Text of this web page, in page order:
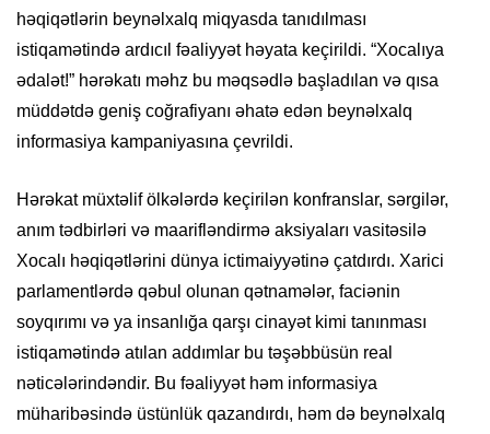
həqiqətlərin beynəlxalq miqyasda tanıdılması
istiqamətində ardıcıl fəaliyyət həyata keçirildi. “Xocalıya
ədalət!” hərəkatı məhz bu məqsədlə başladılan və qısa
müddətdə geniş coğrafiyanı əhatə edən beynəlxalq
informasiya kampaniyasına çevrildi.
Hərəkat müxtəlif ölkələrdə keçirilən konfranslar, sərgilər,
anım tədbirləri və maarifləndirmə aksiyaları vasitəsilə
Xocalı həqiqətlərini dünya ictimaiyyətinə çatdırdı. Xarici
parlamentlərdə qəbul olunan qətnamələr, faciənin
soyqırımı və ya insanlığa qarşı cinayət kimi tanınması
istiqamətində atılan addımlar bu təşəbbüsün real
nəticələrindəndir. Bu fəaliyyət həm informasiya
müharibəsində üstünlük qazandırdı, həm də beynəlxalq